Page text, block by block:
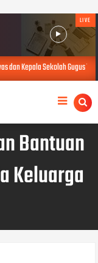
LIVE
dan Kepala Sekolah Gugus 1
Bantuan
Keluarga